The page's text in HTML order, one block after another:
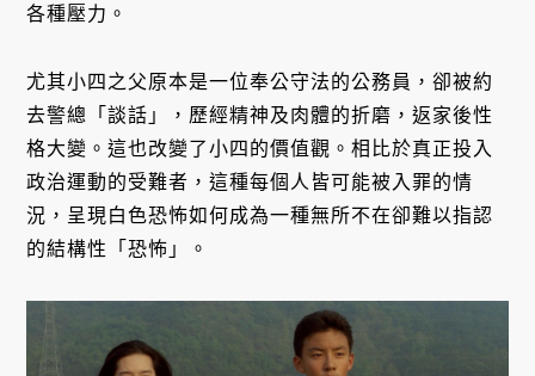
各種壓力。
尤其小四之父原本是一位奉公守法的公務員，卻被約
去警總「談話」，歷經精神及肉體的折磨，返家後性
格大變。這也改變了小四的價值觀。相比於真正投入
政治運動的受難者，這種每個人皆可能被入罪的情
況，呈現白色恐怖如何成為一種無所不在卻難以指認
的結構性「恐怖」。